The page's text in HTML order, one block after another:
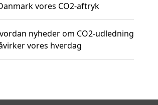
vores CO2-aftryk
nyheder om CO2-udledning
vores hverdag